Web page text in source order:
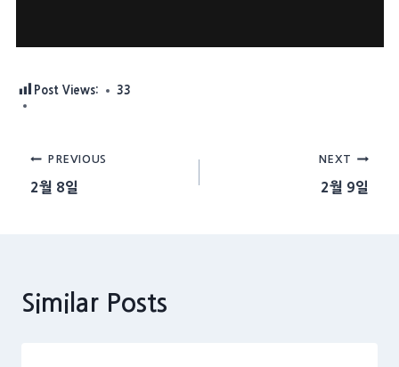
Post Views: 33
Post
navigation
PREVIOUS
2월 8일
NEXT
2월 9일
Similar Posts